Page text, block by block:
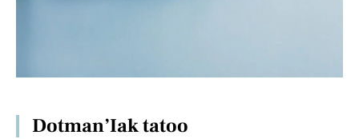
Dotman’Iak tatoo